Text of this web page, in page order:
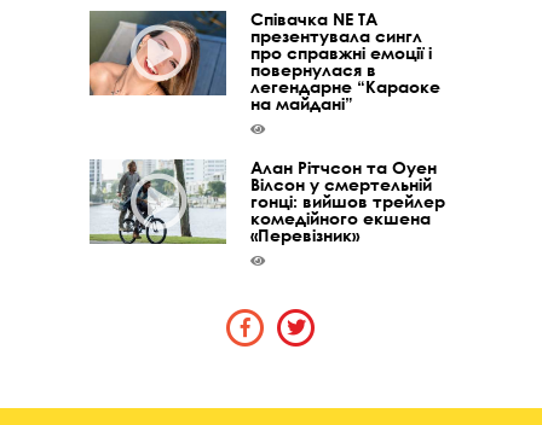
Співачка NE TA
презентувала сингл
про справжні емоції і
повернулася в
легендарне “Караоке
на майдані”
Алан Рітчсон та Оуен
Вілсон у смертельній
гонці: вийшов трейлер
комедійного екшена
«Перевізник»